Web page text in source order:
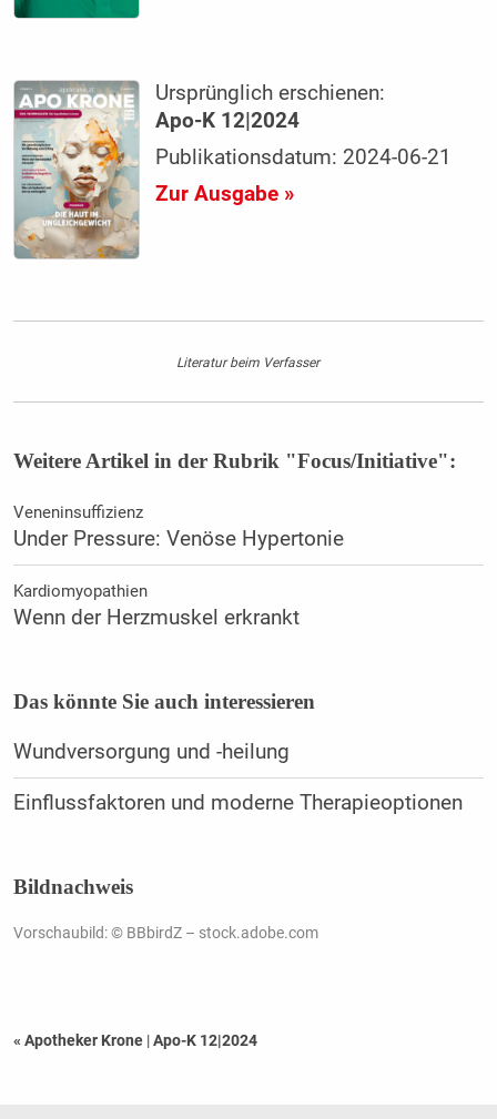
Ursprünglich erschienen:
Apo-K 12|2024
Publikationsdatum: 2024-06-21
Zur Ausgabe »
Literatur beim Verfasser
Weitere Artikel in der Rubrik "Focus/Initiative":
Veneninsuffizienz
Under Pressure: Venöse Hypertonie
Kardiomyopathien
Wenn der Herzmuskel erkrankt
Das könnte Sie auch interessieren
Wundversorgung und -heilung
Einflussfaktoren und moderne Therapieoptionen
Bildnachweis
Vorschaubild: © BBbirdZ – stock.adobe.com
« Apotheker Krone |Apo-K 12|2024